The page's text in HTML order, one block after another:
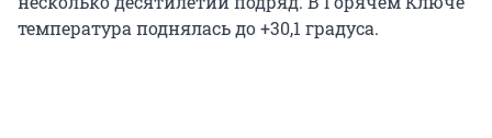
температура поднялась до +30,1 градуса.